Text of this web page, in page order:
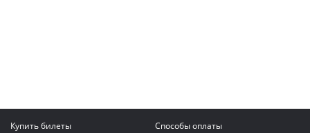
Купить билеты
Способы оплаты